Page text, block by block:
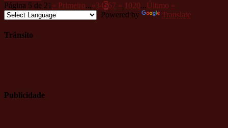
Página 5 de 21 « Primeiro...«34567 » 1020...Último »
Powered by
Translate
Trânsito
Publicidade